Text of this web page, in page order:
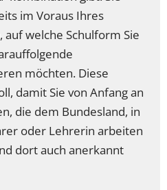
im Voraus Ihres
welche Schulform Sie
möchten. Diese
damit Sie von Anfang an
die dem Bundesland, in
oder Lehrerin arbeiten
dort auch anerkannt